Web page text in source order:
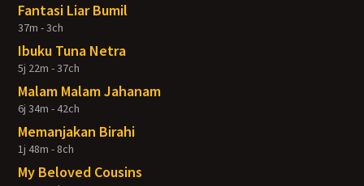
Fantasi Liar Bumil
37m - 3ch
Ibuku Tuna Netra
5j 22m - 37ch
Malam Malam Jahanam
6j 34m - 42ch
Memanjakan Birahi
1j 48m - 8ch
My Beloved Cousins